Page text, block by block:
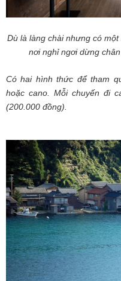
Dù là làng chài nhưng có
nơi nghỉ ngơi dừng
Có hai hình thức để tham
hoặc cano. Mỗi chuyến đi
(200.000 đồng).